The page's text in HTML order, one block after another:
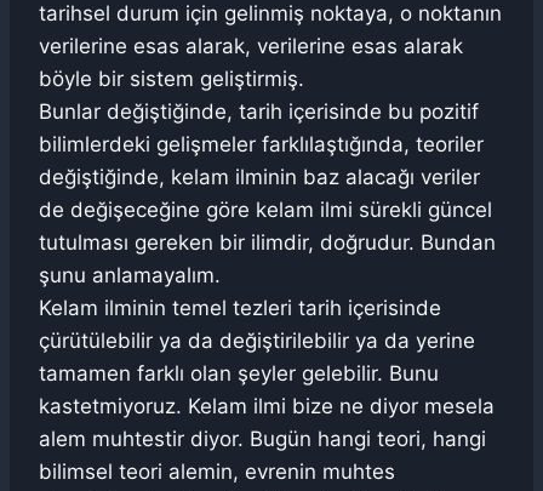
tarihsel durum için gelinmiş noktaya, o noktanın
verilerine esas alarak, verilerine esas alarak
böyle bir sistem geliştirmiş.
Bunlar değiştiğinde, tarih içerisinde bu pozitif
bilimlerdeki gelişmeler farklılaştığında, teoriler
değiştiğinde, kelam ilminin baz alacağı veriler
de değişeceğine göre kelam ilmi sürekli güncel
tutulması gereken bir ilimdir, doğrudur. Bundan
şunu anlamayalım.
Kelam ilminin temel tezleri tarih içerisinde
çürütülebilir ya da değiştirilebilir ya da yerine
tamamen farklı olan şeyler gelebilir. Bunu
kastetmiyoruz. Kelam ilmi bize ne diyor mesela
alem muhtestir diyor. Bugün hangi teori, hangi
bilimsel teori alemin, evrenin muhtes